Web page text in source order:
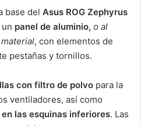
base del Asus ROG Zephyrus
panel de aluminio, o al
, con elementos de
pestañas y tornillos.
con filtro de polvo para la
ventiladores, así como
las esquinas inferiores. Las